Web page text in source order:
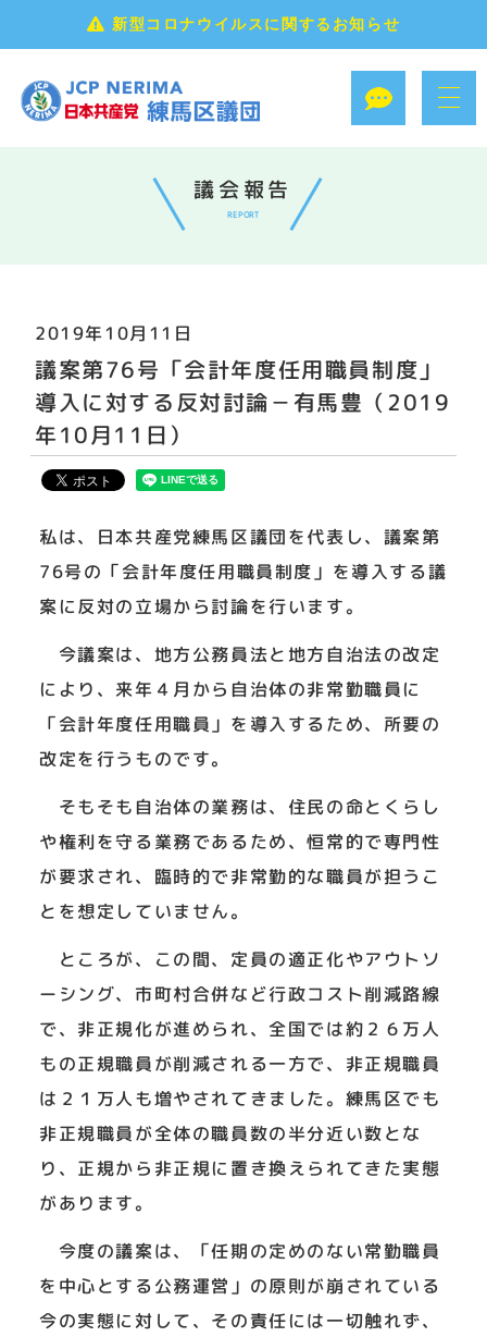
新型コロナウイルスに関するお知らせ
議会報告
REPORT
2019年10月11日
議案第76号「会計年度任用職員制度」
導入に対する反対討論－有馬豊（2019
年10月11日）
私は、日本共産党練馬区議団を代表し、議案第
76号の「会計年度任用職員制度」を導入する議
案に反対の立場から討論を行います。
今議案は、地方公務員法と地方自治法の改定
により、来年４月から自治体の非常勤職員に
「会計年度任用職員」を導入するため、所要の
改定を行うものです。
そもそも自治体の業務は、住民の命とくらし
や権利を守る業務であるため、恒常的で専門性
が要求され、臨時的で非常勤的な職員が担うこ
とを想定していません。
ところが、この間、定員の適正化やアウトソ
ーシング、市町村合併など行政コスト削減路線
で、非正規化が進められ、全国では約２６万人
もの正規職員が削減される一方で、非正規職員
は２１万人も増やされてきました。練馬区でも
非正規職員が全体の職員数の半分近い数とな
り、正規から非正規に置き換えられてきた実態
があります。
今度の議案は、「任期の定めのない常勤職員
を中心とする公務運営」の原則が崩されている
今の実態に対して、その責任には一切触れず、